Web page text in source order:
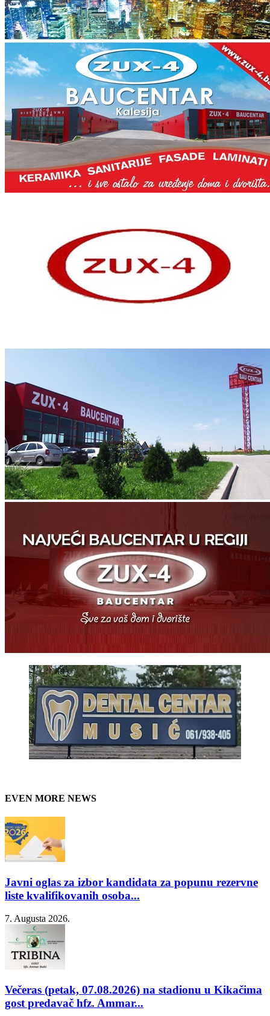
EVEN MORE NEWS
Javni oglas za izbor kandidata za popunu rezervne
liste kvalifikovanih osoba...
7. Augusta 2026.
Večeras (petak, 07.08.2026) na stadionu u Kikačima
gost predavač hfz. Ammar...